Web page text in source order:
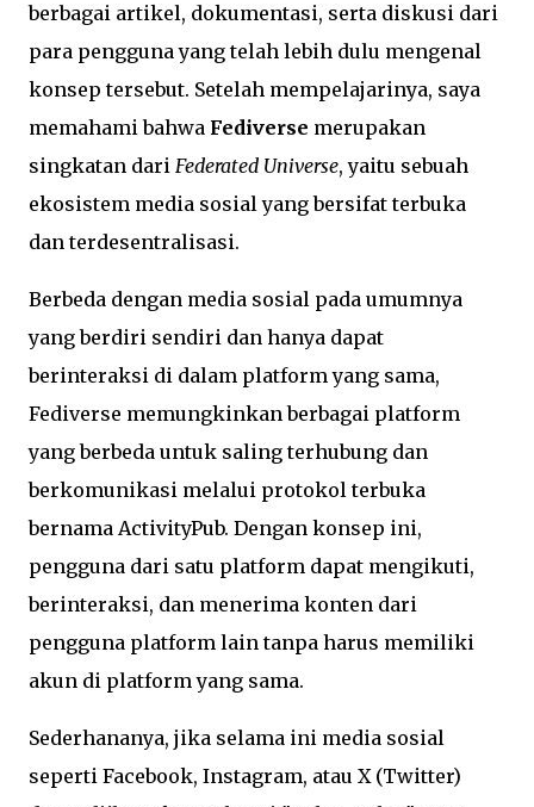
berbagai artikel, dokumentasi, serta diskusi dari
para pengguna yang telah lebih dulu mengenal
konsep tersebut. Setelah mempelajarinya, saya
memahami bahwa Fediverse merupakan
singkatan dari Federated Universe, yaitu sebuah
ekosistem media sosial yang bersifat terbuka
dan terdesentralisasi.
Berbeda dengan media sosial pada umumnya
yang berdiri sendiri dan hanya dapat
berinteraksi di dalam platform yang sama,
Fediverse memungkinkan berbagai platform
yang berbeda untuk saling terhubung dan
berkomunikasi melalui protokol terbuka
bernama ActivityPub. Dengan konsep ini,
pengguna dari satu platform dapat mengikuti,
berinteraksi, dan menerima konten dari
pengguna platform lain tanpa harus memiliki
akun di platform yang sama.
Sederhananya, jika selama ini media sosial
seperti Facebook, Instagram, atau X (Twitter)